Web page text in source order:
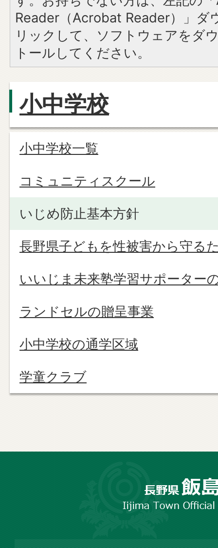
Reader（Acrobat Reader）」ダ
リックして、ソフトウェアをダ
トールしてください。
小中学校
小中学校一覧
コミュニティスクール
いじめ防止基本方針
長野県子どもを性被害から守る
いいじま未来塾学習サポーター
ランドセルの贈呈事業
小中学校の通学区域
学童クラブ